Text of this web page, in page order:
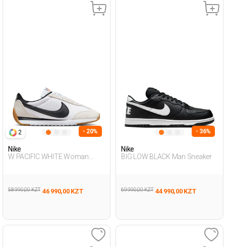
2 - 20%
Nike
W PACIFIC WHITE Woman
58 990,00 KZT 46 990,00 KZT
- 36%
Nike
BIG LOW BLACK Man Sneaker
69 990,00 KZT 44 990,00 KZT